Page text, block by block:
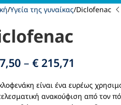
Υγεία της γυναίκας Diclofenac
– € 215,71
είναι ένα ευρέως
ανακούφιση από τον